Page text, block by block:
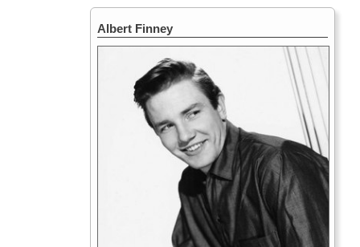
Albert Finney